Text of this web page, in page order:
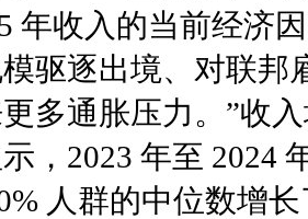
年收入的当前经济
驱逐出境、对联
多通胀压力。”收
，2023 年至 2024
人群的中位数增